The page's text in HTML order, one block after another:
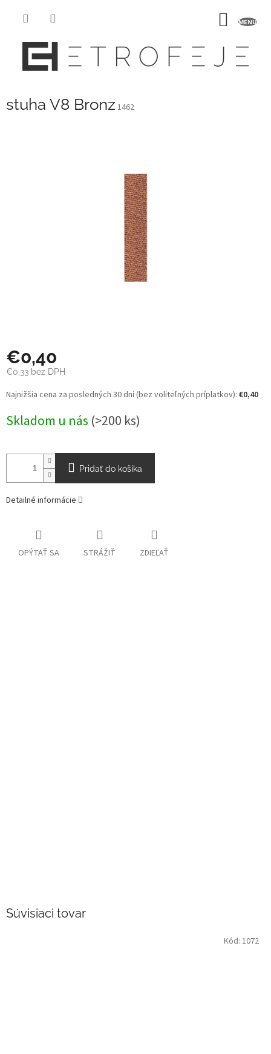
stuha V8 Bronz 1462
€0,40
€0,33 bez DPH
Jednotková
cena:
Najnižšia cena za posledných 30 dní (bez voliteľných príplatkov): €0,40
Skladom u nás (>200 ks)
Pridať do košíka
Detailné informácie
OPÝTAŤ SA STRÁŽIŤ ZDIEĽAŤ
Súvisiaci tovar
Kód: 1072